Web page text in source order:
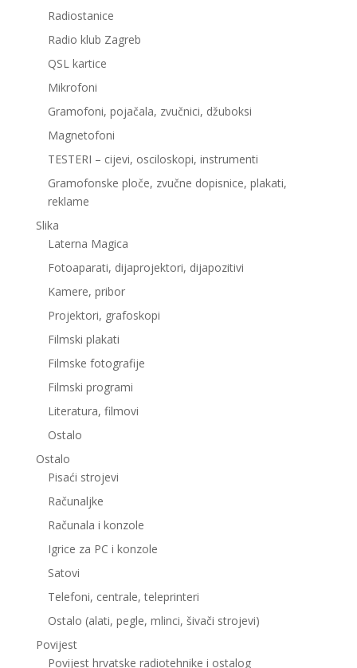
Radiostanice
Radio klub Zagreb
QSL kartice
Mikrofoni
Gramofoni, pojačala, zvučnici, džuboksi
Magnetofoni
TESTERI – cijevi, osciloskopi, instrumenti
Gramofonske ploče, zvučne dopisnice, plakati,
reklame
Slika
Laterna Magica
Fotoaparati, dijaprojektori, dijapozitivi
Kamere, pribor
Projektori, grafoskopi
Filmski plakati
Filmske fotografije
Filmski programi
Literatura, filmovi
Ostalo
Ostalo
Pisaći strojevi
Računaljke
Računala i konzole
Igrice za PC i konzole
Satovi
Telefoni, centrale, teleprinteri
Ostalo (alati, pegle, mlinci, šivači strojevi)
Povijest
Povijest hrvatske radiotehnike i ostalog